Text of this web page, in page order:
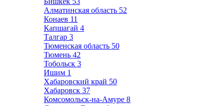
Алматинская область 52
Конаев 11
Капшагай 4
Талгар 3
Тюменская область 50
Тюмень 42
Тобольск 3
Ишим 1
Хабаровский край 50
Хабаровск 37
Комсомольск-на-Амуре 8